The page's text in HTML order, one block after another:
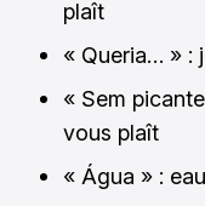
plaît
« Queria… » :
« Sem
vous plaît
« Água » : eau